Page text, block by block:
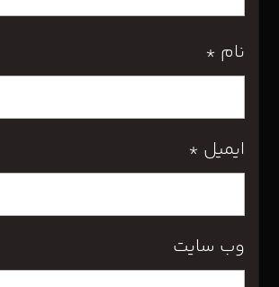
نام *
ایمیل *
وب‌ سایت